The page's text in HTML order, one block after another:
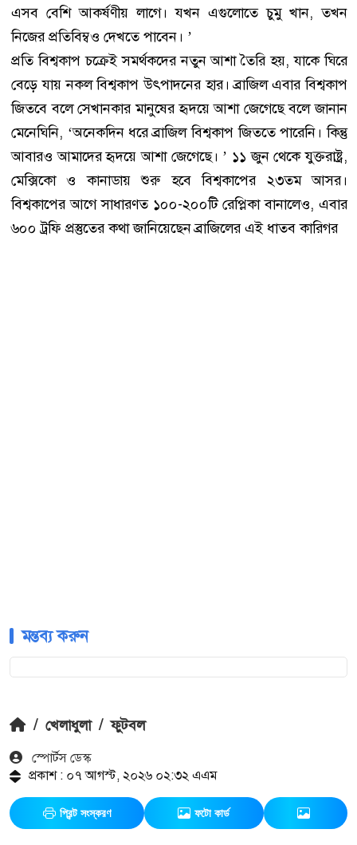
এসব বেশি আকর্ষণীয় লাগে। যখন এগুলোতে চুমু খান, তখন
নিজের প্রতিবিম্বও দেখতে পাবেন। ’
প্রতি বিশ্বকাপ চক্রেই সমর্থকদের নতুন আশা তৈরি হয়, যাকে ঘিরে
বেড়ে যায় নকল বিশ্বকাপ উৎপাদনের হার। ব্রাজিল এবার বিশ্বকাপ
জিতবে বলে সেখানকার মানুষের হৃদয়ে আশা জেগেছে বলে জানান
মেনেঘিনি, ‘অনেকদিন ধরে ব্রাজিল বিশ্বকাপ জিততে পারেনি। কিন্তু
আবারও আমাদের হৃদয়ে আশা জেগেছে। ’ ১১ জুন থেকে যুক্তরাষ্ট্র,
মেক্সিকো ও কানাডায় শুরু হবে বিশ্বকাপের ২৩তম আসর।
বিশ্বকাপের আগে সাধারণত ১০০-২০০টি রেপ্লিকা বানালেও, এবার
৬০০ ট্রফি প্রস্তুতের কথা জানিয়েছেন ব্রাজিলের এই ধাতব কারিগর
মন্তব্য করুন
/ খেলাধুলা / ফুটবল
স্পোর্টস ডেস্ক
প্রকাশ : ০৭ আগস্ট, ২০২৬ ০২:৩২ এএম
প্রিন্ট সংস্করণ ফটো কার্ড